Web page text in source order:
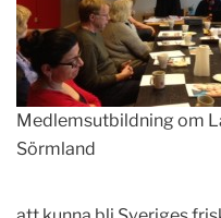
Medlemsutbildning om
Sörmland